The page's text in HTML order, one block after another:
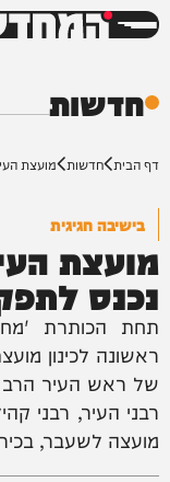
המחדש
חדשות
דף הבית חדשות מועצת
בישיבה חגיגית
מועצת
נכנס
תחת הכותרת
ראשונה לכינון
של ראש העיר הרב
רבני העיר, רבני
מועצה לשעבר,